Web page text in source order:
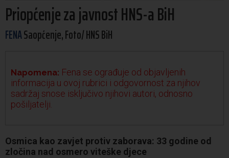
Priopćenje za javnost HNS-a BiH
FENASaopćenje, Foto/ HNS BiH
Napomena: Fena se ograđuje od objavljenih
informacija u ovoj rubrici i odgovornost za njihov
sadržaj snose isključivo njihovi autori, odnosno
pošiljatelji.
Osmica kao zavjet protiv zaborava: 33 godine od
zločina nad osmero viteške djece